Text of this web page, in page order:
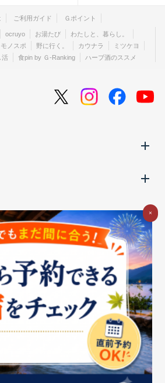
ご利用ガイド Ｇポイント
ocruyo お湯たび
わたしと、暮らし。
モノスポ 野に行く。 カウナラ
ミツケヨ
活 食pin by Ｇ-Ranking ハーブ酒のススメ
示 ウェブアクセシビリティの取り組み
プライバシーポータル
Cookieポリシー
記情報セキュリティ基本方針
ップ
×